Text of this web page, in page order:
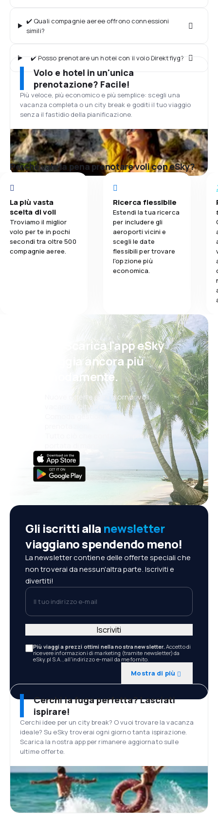
✔️ Quali compagnie aeree offrono connessioni
simili?
✔️ Posso prenotare un hotel con il volo Direktflyg?
Volo e hotel in un'unica
prenotazione? Facile!
Più veloce, più economico e più semplice: scegli una
vacanza completa o un city break e goditi il tuo viaggio
senza il fastidio della pianificazione.
Perché vale la pena prenotare voli con eSky?
La più vasta
scelta di voli
Troviamo il miglior
volo per te in pochi
secondi tra oltre 500
compagnie aeree.
Ricerca flessibile
Estendi la tua ricerca
per includere gli
aeroporti vicini e
scegli le date
flessibili per trovare
l'opzione più
economica.
Psst! Scarica l'app eSky
e viaggia ancora più
comodamente.
Nuove offerte ogni giorno: voli,
vacanze, city break
Comoda gestione delle
Tutto ciò che conta, sempre a
Gli iscritti alla newsletter
viaggiano spendendo meno!
La newsletter contiene delle offerte speciali che
non troverai da nessun'altra parte. Iscriviti e
divertiti!
Il tuo indirizzo e-mail
Più viaggi a prezzi ottimi nella nostra newsletter. Accetto di
ricevere informazioni di marketing (tramite newsletter) da
eSky.pl S.A., all'indirizzo e-mail da me fornito.
Mostra di più
Iscriviti
Cerchi la fuga perfetta? Lasciati
ispirare!
Cerchi idee per un city break? O vuoi trovare la vacanza
ideale? Su eSky troverai ogni giorno tanta ispirazione.
Scarica la nostra app per rimanere aggiornato sulle
ultime offerte.